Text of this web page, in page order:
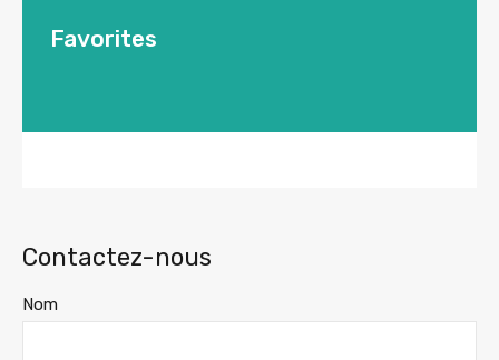
Favorites
Contactez-nous
Nom